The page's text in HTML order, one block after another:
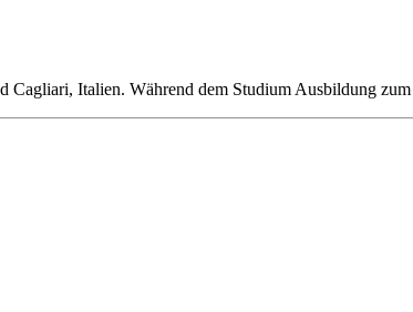
Italien. Während dem Studium Ausbildung